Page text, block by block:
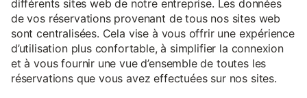
différents sites web de notre entreprise. Les données
de vos réservations provenant de tous nos sites web
sont centralisées. Cela vise à vous offrir une expérience
d’utilisation plus confortable, à simplifier la connexion
et à vous fournir une vue d’ensemble de toutes les
réservations que vous avez effectuées sur nos sites.